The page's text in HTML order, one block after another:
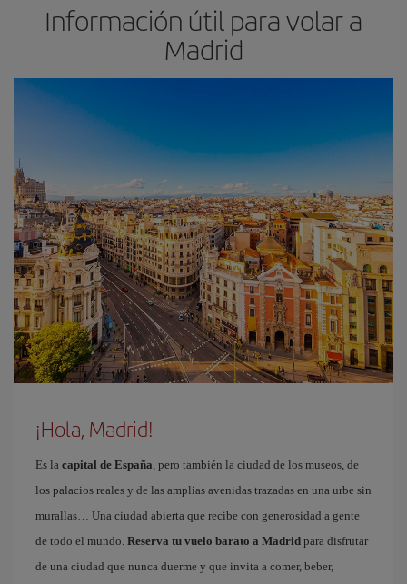
Información útil para volar a
Madrid
¡Hola, Madrid!
Es la capital de España, pero también la ciudad de los museos, de
los palacios reales y de las amplias avenidas trazadas en una urbe sin
murallas… Una ciudad abierta que recibe con generosidad a gente
de todo el mundo. Reserva tu vuelo barato a Madrid para disfrutar
de una ciudad que nunca duerme y que invita a comer, beber,